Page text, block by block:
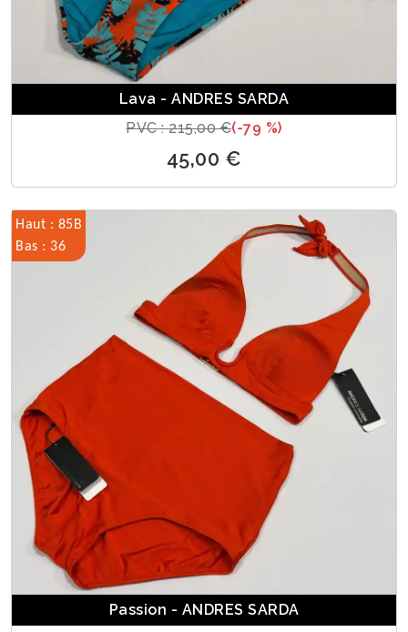
Lava - ANDRES SARDA
PVC : 215,00 €(-79 %)
45,00 €
Haut : 85B
Bas : 36
Passion - ANDRES SARDA